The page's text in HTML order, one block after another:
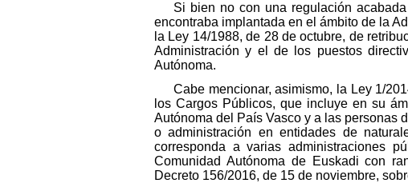
Si bien no con una regulación
encontraba implantada en el ámbito de la
la Ley 14/1988, de 28 de octubre, de
Administración y el de los puestos
Autónoma.
Cabe mencionar, asimismo, la Ley 1/
los Cargos Públicos, que incluye en su
Autónoma del País Vasco y a las personas
o administración en entidades de
corresponda a varias administraciones
Comunidad Autónoma de Euskadi con
Decreto 156/2016, de 15 de noviembre,